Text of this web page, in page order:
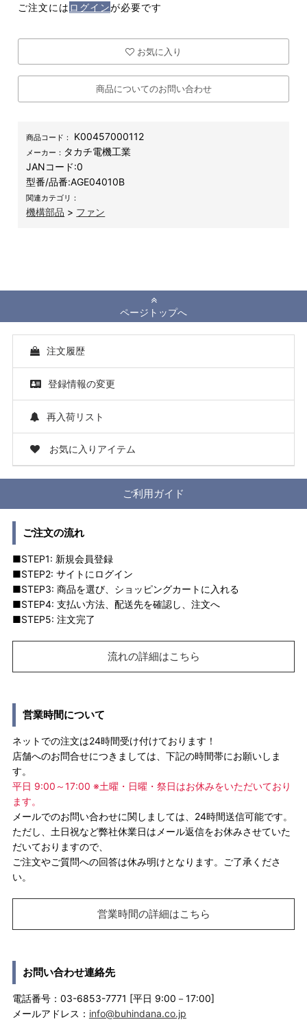
ご注文には ログインが必要です
お気に入り
商品についてのお問い合わせ
商品コード： K00457000112
メーカー： タカチ電機工業
JANコード:0
型番/品番:AGE04010B
関連カテゴリ：
機構部品 > ファン
ページトップへ
注文履歴
登録情報の変更
再入荷リスト
お気に入りアイテム
ご利用ガイド
ご注文の流れ
■STEP1: 新規会員登録
■STEP2: サイトにログイン
■STEP3: 商品を選び、ショッピングカートに入れる
■STEP4: 支払い方法、配送先を確認し、注文へ
■STEP5: 注文完了
流れの詳細はこちら
営業時間について
ネットでの注文は24時間受け付けております！
店舗へのお問合せにつきましては、下記の時間帯にお願いしま
す。
平日 9:00～17:00 ※土曜・日曜・祭日はお休みをいただいており
ます。
メールでのお問い合わせに関しましては、24時間送信可能です。
ただし、土日祝など弊社休業日はメール返信をお休みさせていた
だいておりますので、
ご注文やご質問への回答は休み明けとなります。ご了承くださ
い。
営業時間の詳細はこちら
お問い合わせ連絡先
電話番号：03-6853-7771 [平日 9:00－17:00]
メールアドレス： info@buhindana.co.jp